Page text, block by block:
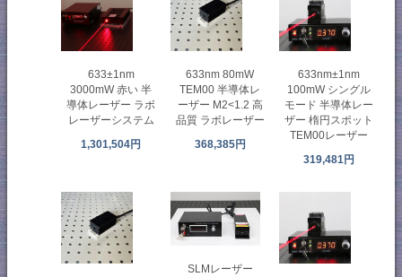
633±1nm
3000mW 赤い 半
導体レーザー ラボ
レーザーシステム
1,301,504円
633nm 80mW
TEM00 半導体レ
ーザー M2<1.2 高
品質 ラボレーザー
368,385円
633nm±1nm
100mW シングル
モード 半導体レー
ザー 楕円スポット
TEM00レーザー
319,481円
SLMレーザー